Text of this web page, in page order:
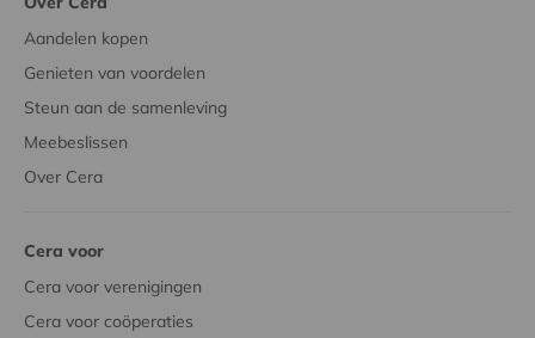
Aandelen kopen
Genieten van voordelen
Steun aan de samenleving
Meebeslissen
Over Cera
Cera voor
Cera voor verenigingen
Cera voor coöperaties